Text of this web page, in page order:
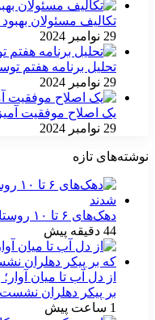
تکالیف مسئولان
29 نوامبر 2024
تحلیل برنامه هفتم
29 نوامبر 2024
یک اصلاح موفقیت
29 نوامبر 2024
نوشته‌های تازه
دهک‌های ۶ تا ۱۰ روستاییان مشمول پرداخت حق بیمه شدند
44 دقیقه پیش
از دل آب تا میان
بر پیکر دهلران نشست
1 ساعت پیش